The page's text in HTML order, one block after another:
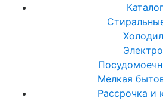
Каталог
Мелкая
Рассрочка и